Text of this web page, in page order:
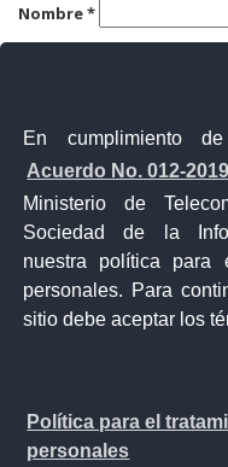
En cumplimiento
Acuerdo No. 012-2019
Ministerio de
Sociedad de la
nuestra política para
personales. Para
sitio debe aceptar los
Política para el
personales
Nombre*
Guarda mi nombre,
navegador para la